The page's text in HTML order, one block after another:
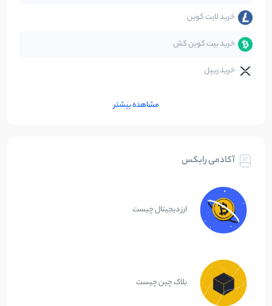
خرید لایت کوین
خرید بیت کوین کش
خرید ریپل
مشاهده بیشتر
آکادمی رابکس
ارز دیجیتال چیست
بلاک چین چیست